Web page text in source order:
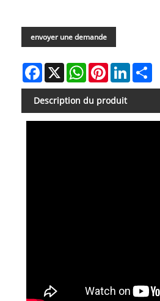
envoyer une demande
Facebook
X WhatsAppPinterestLinkedIn
Description du produit